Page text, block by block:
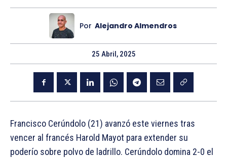
Por Alejandro Almendros
25 Abril, 2025
Francisco Cerúndolo (21) avanzó este viernes tras
vencer al francés Harold Mayot para extender su
poderío sobre polvo de ladrillo. Cerúndolo domina 2-0 el